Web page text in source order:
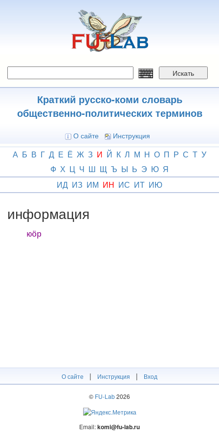
Искать
Краткий русско-коми словарь
общественно-политических терминов
О сайте Инструкция
А Б В Г Д Е Ё Ж З И Й К Л М Н О П Р С Т У
Ф Х Ц Ч Ш Щ Ъ Ы Ь Э Ю Я
ИД ИЗ ИМ ИН ИС ИТ ИЮ
информация
юӧр
О сайте | Инструкция | Вход
© FU-Lab2026
Email:komi@fu-lab.ru